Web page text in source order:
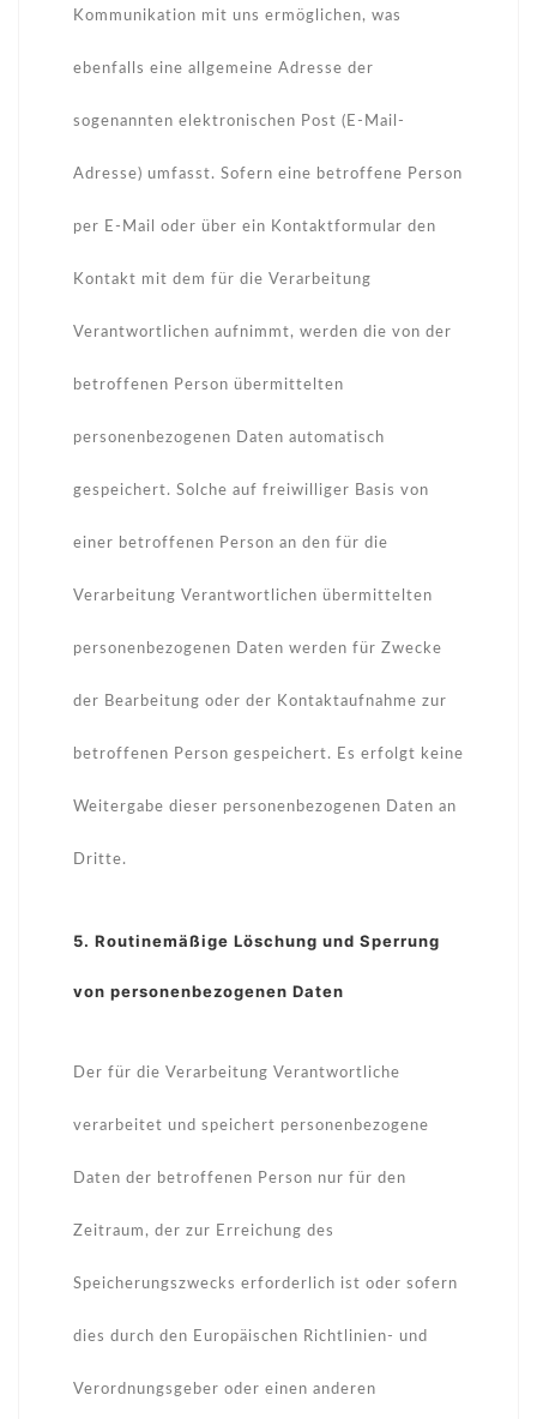
Kommunikation mit uns ermöglichen, was
ebenfalls eine allgemeine Adresse der
sogenannten elektronischen Post (E-Mail-
Adresse) umfasst. Sofern eine betroffene Person
per E-Mail oder über ein Kontaktformular den
Kontakt mit dem für die Verarbeitung
Verantwortlichen aufnimmt, werden die von der
betroffenen Person übermittelten
personenbezogenen Daten automatisch
gespeichert. Solche auf freiwilliger Basis von
einer betroffenen Person an den für die
Verarbeitung Verantwortlichen übermittelten
personenbezogenen Daten werden für Zwecke
der Bearbeitung oder der Kontaktaufnahme zur
betroffenen Person gespeichert. Es erfolgt keine
Weitergabe dieser personenbezogenen Daten an
Dritte.
5. Routinemäßige Löschung und Sperrung
von personenbezogenen Daten
Der für die Verarbeitung Verantwortliche
verarbeitet und speichert personenbezogene
Daten der betroffenen Person nur für den
Zeitraum, der zur Erreichung des
Speicherungszwecks erforderlich ist oder sofern
dies durch den Europäischen Richtlinien- und
Verordnungsgeber oder einen anderen